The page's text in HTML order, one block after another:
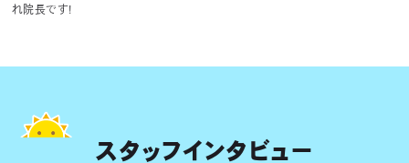
れ院長です!
スタッフインタビュー